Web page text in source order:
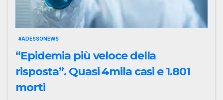
#ADESSONEWS
“Epidemia più veloce della
risposta”. Quasi 4mila casi e 1.801
morti